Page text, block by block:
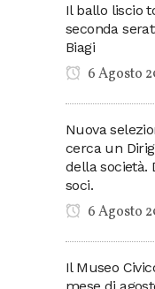
Il ballo liscio
seconda
Biagi
6 Agosto
Nuova
cerca un
della società.
soci.
6 Agosto
Il Museo